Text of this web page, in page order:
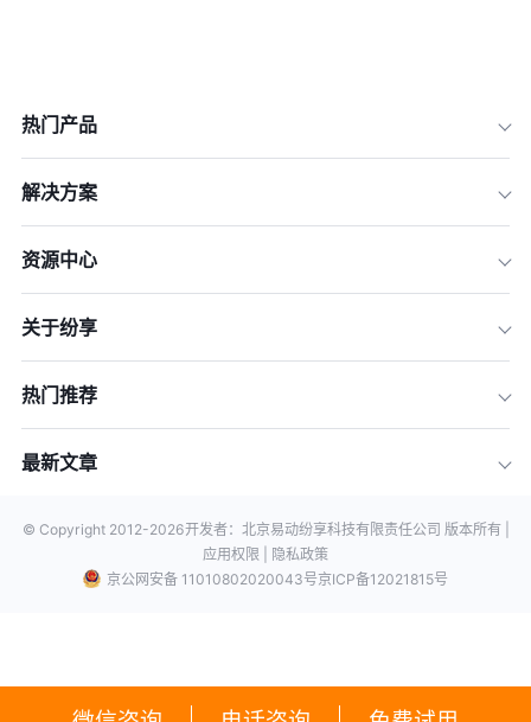
热门产品
解决方案
资源中心
关于纷享
热门推荐
最新文章
© Copyright 2012-2026开发者：北京易动纷享科技有限责任公司 版本所有 |
应用权限 |
隐私政策
京公网安备 11010802020043号京ICP备12021815号